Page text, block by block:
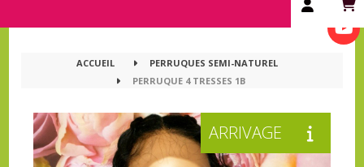
ACCUEIL
PERRUQUES SEMI-NATUREL
PERRUQUE 4 TRESSES 1B